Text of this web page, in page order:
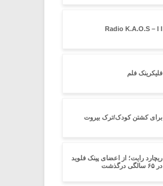
Radio K.A.O.S – I I
فلیکرینک فلم
برای کشتن کودک/ترک بیروت
ریچارد رایت؛ از اعضای پینک فلوید
در ۶۵ سالگی درگذشت